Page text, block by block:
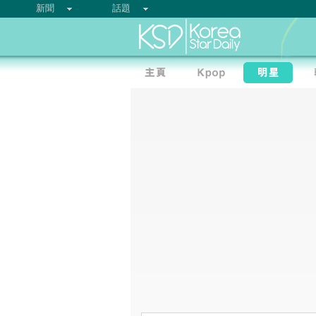
新聞 話題